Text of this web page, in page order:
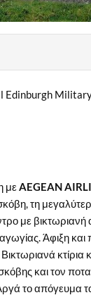
Edinburgh
με AEGEAN
τη
με βικτωριανή
Άφιξη
κτίρια
και τον
το απόγευμα